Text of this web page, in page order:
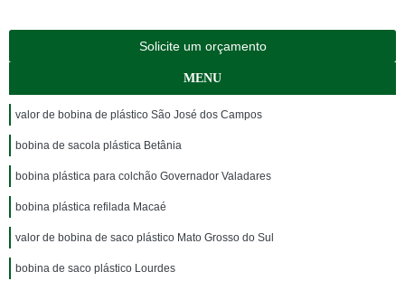
Solicite um orçamento
MENU
valor de bobina de plástico São José dos Campos
bobina de sacola plástica Betânia
bobina plástica para colchão Governador Valadares
bobina plástica refilada Macaé
valor de bobina de saco plástico Mato Grosso do Sul
bobina de saco plástico Lourdes